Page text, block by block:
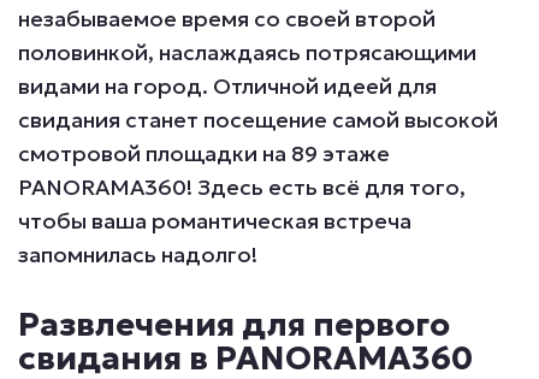
незабываемое время со своей второй
половинкой, наслаждаясь потрясающими
видами на город. Отличной идеей для
свидания станет посещение самой высокой
смотровой площадки на 89 этаже
PANORAMA360! Здесь есть всё для того,
чтобы ваша романтическая встреча
запомнилась надолго!
Развлечения для первого
свидания в PANORAMA360